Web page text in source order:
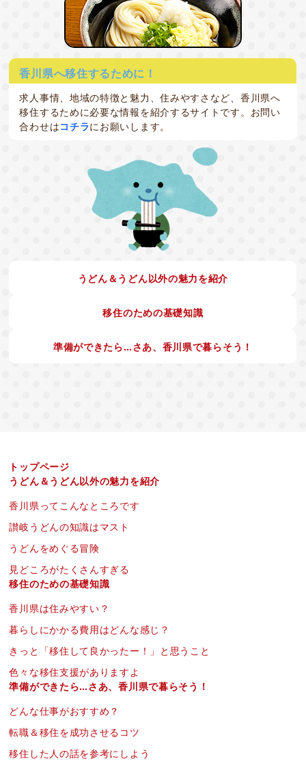
香川県へ移住するために！
求人事情、地域の特徴と魅力、住みやすさなど、香川県へ
移住するために必要な情報を紹介するサイトです。お問い
合わせはコチラにお願いします。
うどん＆うどん以外の魅力を紹介
移住のための基礎知識
準備ができたら…さあ、香川県で暮らそう！
トップページ
うどん＆うどん以外の魅力を紹介
香川県ってこんなところです
讃岐うどんの知識はマスト
うどんをめぐる冒険
見どころがたくさんすぎる
移住のための基礎知識
香川県は住みやすい？
暮らしにかかる費用はどんな感じ？
きっと「移住して良かったー！」と思うこと
色々な移住支援がありますよ
準備ができたら…さあ、香川県で暮らそう！
どんな仕事がおすすめ？
転職＆移住を成功させるコツ
移住した人の話を参考にしよう